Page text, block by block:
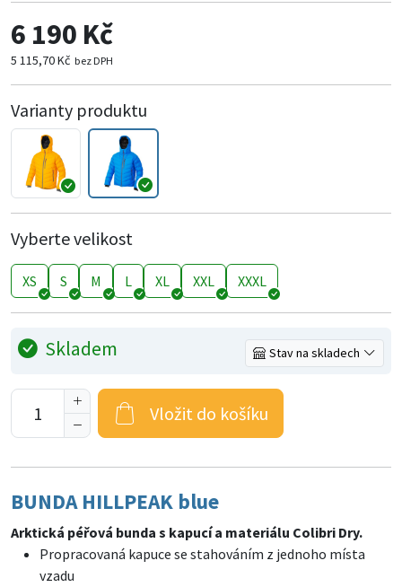
6 190 Kč
5 115,70 Kč bez DPH
Varianty produktu
Vyberte velikost
XS S M L XL XXL XXXL
Skladem Stav na skladech
Vložit do košíku
BUNDA HILLPEAK blue
Arktická péřová bunda s kapucí a materiálu Colibri Dry.
Propracovaná kapuce se stahováním z jednoho místa
vzadu